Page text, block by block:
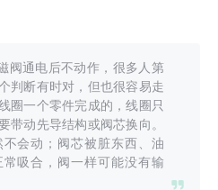
阀通电后不动作，很多人第
判断有时对，但也很容易走
圈一个零件完成的，线圈只
带动先导结构或阀芯换向。
会动；阀芯被脏东西、油
吸合，阀一样可能没有输